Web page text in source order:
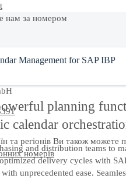
нам за номером
та регіонів Ви також можете
номерів
Management for SAP IBP
planning
calendar
and distribution teams to
delivery cycles with
unprecedented ease.​